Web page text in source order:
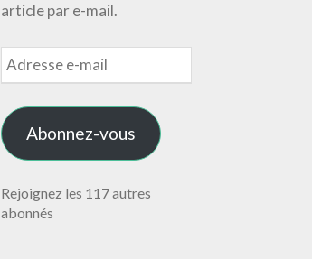
article par e-mail.
Adresse
e-
mail
Abonnez-vous
Rejoignez les 117 autres
abonnés